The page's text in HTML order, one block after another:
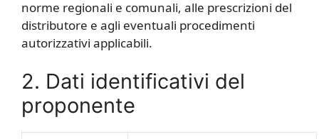
norme regionali e comunali, alle prescrizioni del
distributore e agli eventuali procedimenti
autorizzativi applicabili.
2. Dati identificativi del
proponente